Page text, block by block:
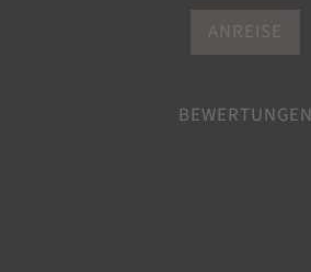
ANREISE
BEWERTUNGEN